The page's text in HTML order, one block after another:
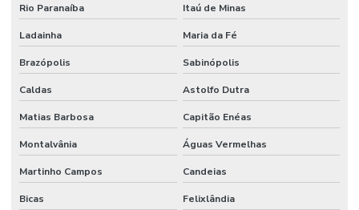
Rio Paranaíba Itaú de Minas
Ladainha Maria da Fé
Brazópolis Sabinópolis
Caldas Astolfo Dutra
Matias Barbosa Capitão Enéas
Montalvânia Águas Vermelhas
Martinho Campos Candeias
Bicas Felixlândia